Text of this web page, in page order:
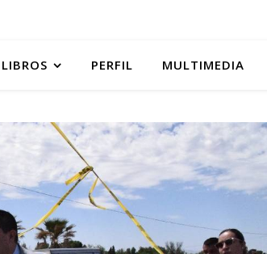
LIBROS PERFIL MULTIMEDIA